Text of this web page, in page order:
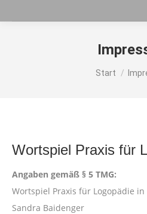
Sie befinden
Start
Wortspiel Praxis für
Angaben gemäß § 5 TMG:
Wortspiel Praxis für Logopädie
Sandra Baidenger